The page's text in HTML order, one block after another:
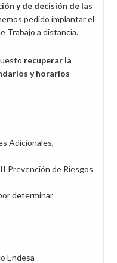
y de decisión de las
pedido implantar el
Trabajo a distancia.
recuperar la
y horarios
Adicionales,
Prevención de Riesgos
determinar
Endesa